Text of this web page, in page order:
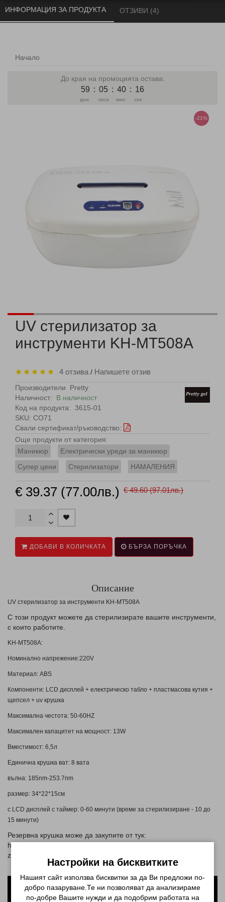
Начало
ИНФОРМАЦИЯ ЗА ПРОДУКТА ОТЗИВИ (4)
До края на промоцията остава:
59
дни
: 05
часа
: 40
мин
: 16
сек
-21%
UV стерилизатор за
инструменти KH-MT508A
4 отзива / Напишете отзив
Производители
Pretty
Наличност: В наличност
Код на продукта:
3615-01
SKU: CO71
Свали сертификат/ръководство:
Още продукти от категория:
Маникюр
Електрически уреди за маникюр
Супер цени
Стерилизатори НАМАЛЕНИЯ
€ 39.37 (77.00лв.) € 49.60 (97.01лв.)
ДОБАВИ В КОЛИЧКАТА БЪРЗА ПОРЪЧКА
Описание
UV стерилизатор за инструменти KH-MT508A
С този продукт можете да стерилизирате вашите инструменти,
с които работите.
KH-MT508A:
Номинално напрежение:220V
Материал: ABS
Компоненти: LCD дисплей + електрическо табло + пластмасова кутия +
щепсел + uv крушка
Максимална честота: 50-60HZ
Максимален капацитет на мощност: 13W
Вместимост: 6,5л
Единична крушка ват: 8 вата
вълна: 185nm-253.7nm
размер: 34*22*15см
с LCD дисплей с таймер: 0-60 минути (време за стерилизиране - 10 до
15 минути)
Резервна крушка може да закупите от тук:
https://prettyzone.net/maniciur/uredi/sterilizatori-super/krushka-
za-uv-sterilizator-za-instrumenti-8-w
Настройки на бисквитките
Нашият сайт използва бисквитки за да Ви предложи по-
добро пазаруване.Те ни позволяват да анализираме
по-добре Вашите нужди и да подобрим работата на